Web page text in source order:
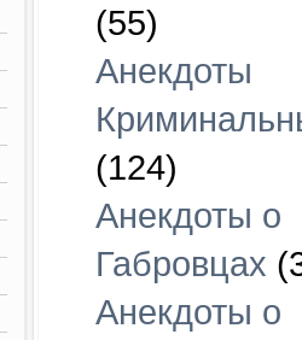
(55)
Анекдоты
(124)
Анекдоты о
Габровцах
Анекдоты о